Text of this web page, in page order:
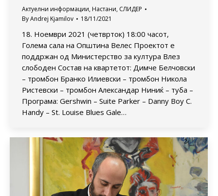
Актуелни информации, Настани, СЛИДЕР
ByAndrej Kjamilov 18/11/2021
18. Ноември 2021 (четврток) 18:00 часот,
Голема сала на Општина Велес Проектот е
поддржан од Министерство за култура Влез
слободен Состав на квартетот: Димче Белчовски
– тромбон Бранко Илиевски – тромбон Никола
Ристевски – тромбон Александар Ниниќ – туба –
Програма: Gershwin – Suite Parker – Danny Boy C.
Handy – St. Louise Blues Gale…